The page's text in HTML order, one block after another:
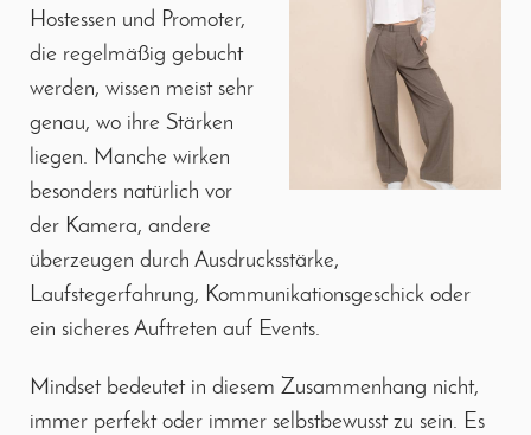
Hostessen und Promoter,
die regelmäßig gebucht
werden, wissen meist sehr
genau, wo ihre Stärken
liegen. Manche wirken
besonders natürlich vor
der Kamera, andere
überzeugen durch Ausdrucksstärke,
Laufstegerfahrung, Kommunikationsgeschick oder
ein sicheres Auftreten auf Events.
Mindset bedeutet in diesem Zusammenhang nicht,
immer perfekt oder immer selbstbewusst zu sein. Es